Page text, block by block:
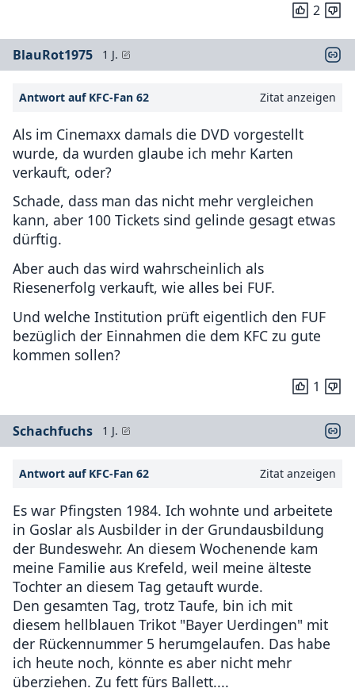
2
BlauRot1975 1 J.
Antwort auf KFC-Fan 62 Zitat anzeigen
Als im Cinemaxx damals die DVD vorgestellt
wurde, da wurden glaube ich mehr Karten
verkauft, oder?
Schade, dass man das nicht mehr vergleichen
kann, aber 100 Tickets sind gelinde gesagt etwas
dürftig.
Aber auch das wird wahrscheinlich als
Riesenerfolg verkauft, wie alles bei FUF.
Und welche Institution prüft eigentlich den FUF
bezüglich der Einnahmen die dem KFC zu gute
kommen sollen?
1
Schachfuchs 1 J.
Antwort auf KFC-Fan 62 Zitat anzeigen
Es war Pfingsten 1984. Ich wohnte und arbeitete
in Goslar als Ausbilder in der Grundausbildung
der Bundeswehr. An diesem Wochenende kam
meine Familie aus Krefeld, weil meine älteste
Tochter an diesem Tag getauft wurde.
Den gesamten Tag, trotz Taufe, bin ich mit
diesem hellblauen Trikot "Bayer Uerdingen" mit
der Rückennummer 5 herumgelaufen. Das habe
ich heute noch, könnte es aber nicht mehr
überziehen. Zu fett fürs Ballett....